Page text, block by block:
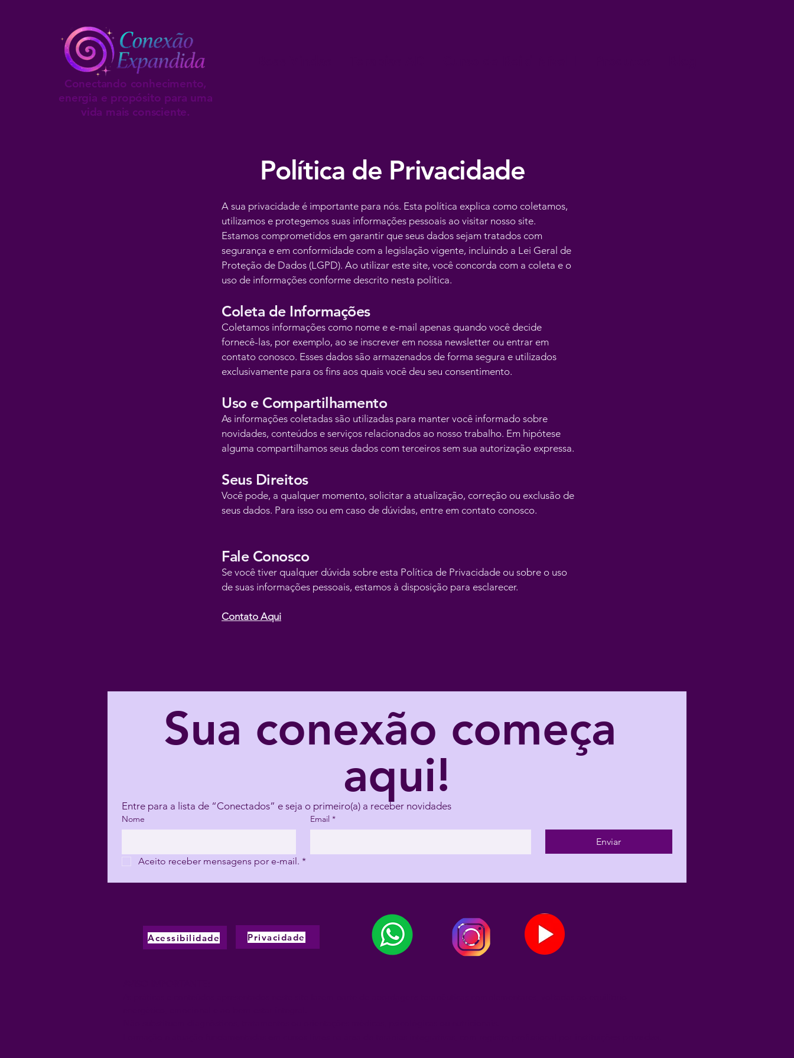
Conectando conhecimento,
energia e propósito para uma
vida mais consciente.
Política de Privacidade
A sua privacidade é importante para nós. Esta política explica como coletamos,
utilizamos e protegemos suas informações pessoais ao visitar nosso site.
Estamos comprometidos em garantir que seus dados sejam tratados com
segurança e em conformidade com a legislação vigente, incluindo a Lei Geral de
Proteção de Dados (LGPD). Ao utilizar este site, você concorda com a coleta e o
uso de informações conforme descrito nesta política.
Coleta de Informações
Coletamos informações como nome e e-mail apenas quando você decide
fornecê-las, por exemplo, ao se inscrever em nossa newsletter ou entrar em
contato conosco. Esses dados são armazenados de forma segura e utilizados
exclusivamente para os fins aos quais você deu seu consentimento.
Uso e Compartilhamento
As informações coletadas são utilizadas para manter você informado sobre
novidades, conteúdos e serviços relacionados ao nosso trabalho. Em hipótese
alguma compartilhamos seus dados com terceiros sem sua autorização expressa.
Seus Direitos
Você pode, a qualquer momento, solicitar a atualização, correção ou exclusão de
seus dados. Para isso ou em caso de dúvidas, entre em contato conosco.
Fale Conosco
Se você tiver qualquer dúvida sobre esta Política de Privacidade ou sobre o uso
de suas informações pessoais, estamos à disposição para esclarecer.
Contato Aqui
Sua conexão começa
aqui!
Nome Email *
Enviar
Aceito receber mensagens por e-mail. *
Acessibilidade Privacidade